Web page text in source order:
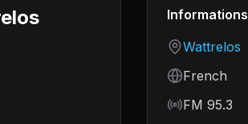
Informations
Country
Wattrelos
Language
French
Frequency
FM 95.3